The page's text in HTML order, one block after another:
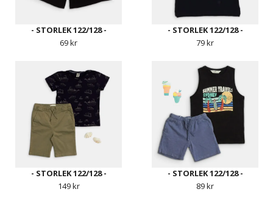
- STORLEK 122/128 -
69 kr
- STORLEK 122/128 -
79 kr
- STORLEK 122/128 -
149 kr
- STORLEK 122/128 -
89 kr